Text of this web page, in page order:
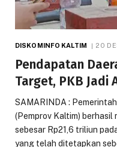
DISKOMINFO KALTIM 20
Pendapatan
Target, PKB Jadi
SAMARINDA :
(Pemprov Kaltim)
sebesar Rp21,6 triliun
yang telah ditetapkan